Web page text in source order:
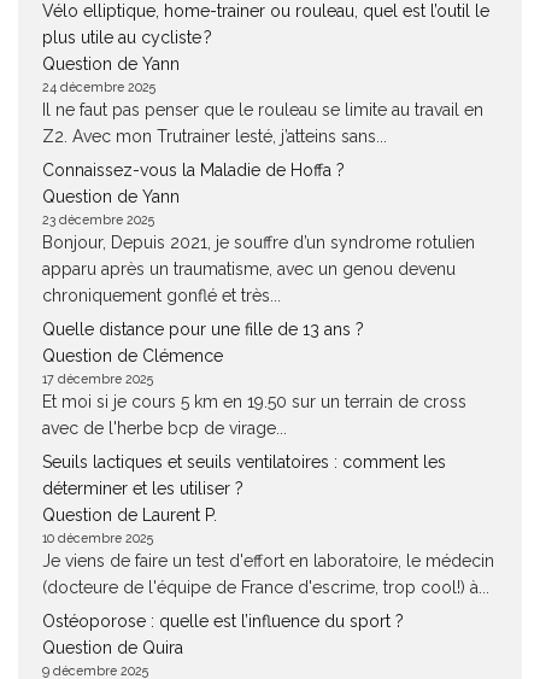
Vélo elliptique, home-trainer ou rouleau, quel est l’outil le
plus utile au cycliste ?
Question de Yann
24 décembre 2025
Il ne faut pas penser que le rouleau se limite au travail en
Z2. Avec mon Trutrainer lesté, j’atteins sans...
Connaissez-vous la Maladie de Hoffa ?
Question de Yann
23 décembre 2025
Bonjour, Depuis 2021, je souffre d’un syndrome rotulien
apparu après un traumatisme, avec un genou devenu
chroniquement gonflé et très...
Quelle distance pour une fille de 13 ans ?
Question de Clémence
17 décembre 2025
Et moi si je cours 5 km en 19.50 sur un terrain de cross
avec de l'herbe bcp de virage...
Seuils lactiques et seuils ventilatoires : comment les
déterminer et les utiliser ?
Question de Laurent P.
10 décembre 2025
Je viens de faire un test d'effort en laboratoire, le médecin
(docteure de l'équipe de France d'escrime, trop cool!) à...
Ostéoporose : quelle est l’influence du sport ?
Question de Quira
9 décembre 2025